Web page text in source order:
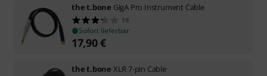
the t.bone GigA Pro Instrument Cable
19
Sofort lieferbar
17,90€
the t.bone XLR 7-pin Cable